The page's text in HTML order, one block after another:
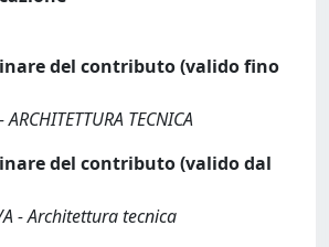
del contributo (valido fino
TECNICA
del contributo (valido dal
A - Architettura tecnica